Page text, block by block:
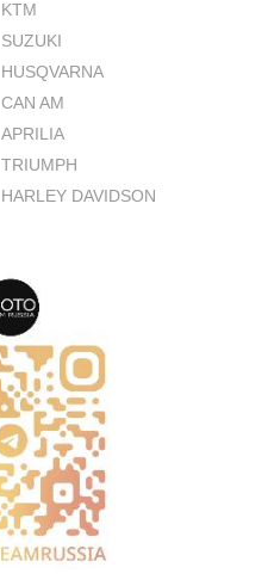
KTM
SUZUKI
HUSQVARNA
CAN AM
APRILIA
TRIUMPH
HARLEY DAVIDSON